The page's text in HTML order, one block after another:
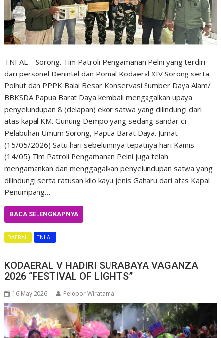
TNI AL – Sorong. Tim Patroli Pengamanan Pelni yang terdiri
dari personel Denintel dan Pomal Kodaeral XIV Sorong serta
Polhut dan PPPK Balai Besar Konservasi Sumber Daya Alam/
BBKSDA Papua Barat Daya kembali mengagalkan upaya
penyelundupan 8 (delapan) ekor satwa yang dilindungi dari
atas kapal KM. Gunung Dempo yang sedang sandar di
Pelabuhan Umum Sorong, Papua Barat Daya. Jumat
(15/05/2026) Satu hari sebelumnya tepatnya hari Kamis
(14/05) Tim Patroli Pengamanan Pelni juga telah
mengamankan dan menggagalkan penyelundupan satwa yang
dilindungi serta ratusan kilo kayu jenis Gaharu dari atas Kapal
Penumpang…
BACA SELENGKAPNYA
DAERAH TNI AL
KODAERAL V HADIRI SURABAYA VAGANZA
2026 “FESTIVAL OF LIGHTS”
16 May 2026 Pelopor Wiratama